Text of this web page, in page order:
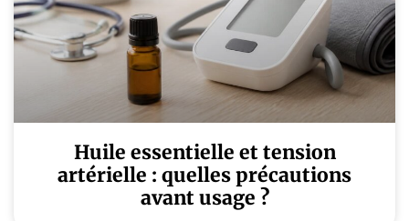
Huile essentielle et tension
artérielle : quelles précautions
avant usage ?